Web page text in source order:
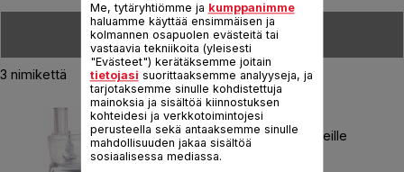
LAJITTELE:
3 nimikettä
STORE'INN - 3L
Suuri tilavuus soveltuu perheille
Viite :DO301EA2
Me, tytäryhtiömme ja kumppanimme
haluamme käyttää ensimmäisen ja
kolmannen osapuolen evästeitä tai
vastaavia tekniikoita (yleisesti
"Evästeet") kerätäksemme joitain
tietojasi suorittaaksemme analyyseja, ja
tarjotaksemme sinulle kohdistettuja
mainoksia ja sisältöä kiinnostuksen
kohteidesi ja verkkotoimintojesi
perusteella sekä antaaksemme sinulle
mahdollisuuden jakaa sisältöä
sosiaalisessa mediassa.